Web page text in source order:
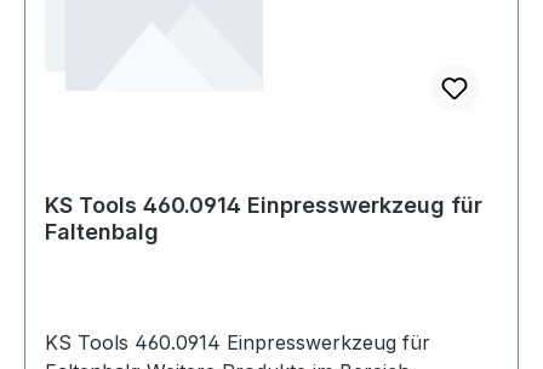
KS Tools 460.0914 Einpresswerkzeug für
Faltenbalg
KS Tools 460.0914 Einpresswerkzeug für